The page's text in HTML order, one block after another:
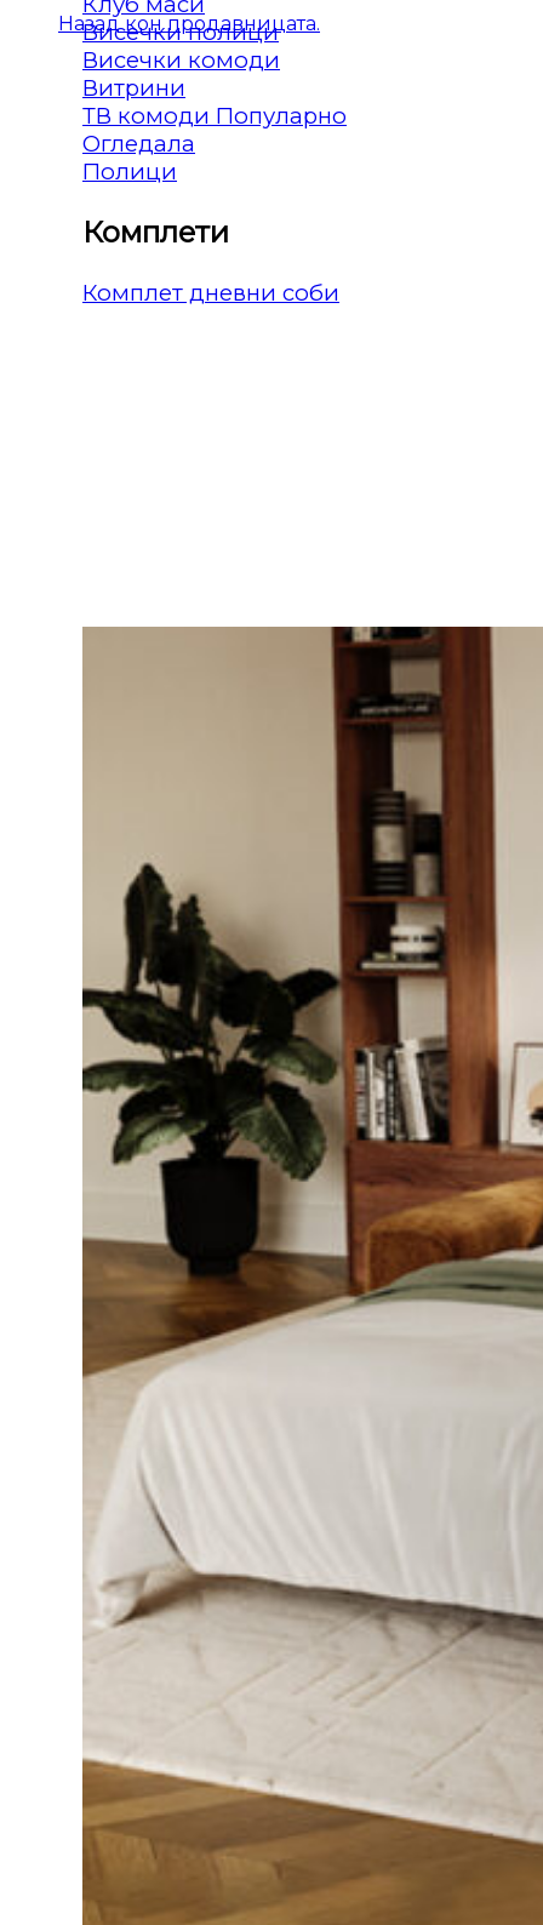
Назад кон продавницата.
Висечки полици
Висечки комоди
Витрини
ТВ комоди
Огледала
Полици
Комплети
Комплет дневни соби